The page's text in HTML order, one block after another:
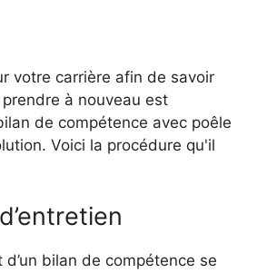
votre carrière afin de savoir
à nouveau est
de compétence avec poêle
Voici la procédure qu'il
bilan de compétence se